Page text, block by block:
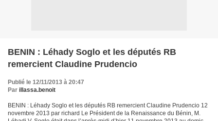
BENIN : Léhady Soglo et les députés RB
remercient Claudine Prudencio
Publié le 12/11/2013 à 20:47
Par illassa.benoit
BENIN : Léhady Soglo et les députés RB remercient Claudine Prudencio 12
novembre 2013 par richard Le Président de la Renaissance du Bénin, M.